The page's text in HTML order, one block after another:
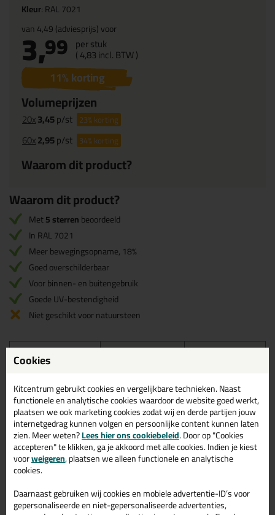
Kleur: RAL 7021
van4,49(adviesprijs) voor
3,99 per stuk
(4,83incl. BTW )
11% korting
Volumeprijzen
20x3,45p/st 23%korting
60x2,95p/st 34%korting
Waarom dit product?
Waarom dit product?
Met5 sterrenbeoordeeld
In RAL 7021
Meer bewegingsopname, 18%
Goed overschilderbaar
Voor binnen- en buitengebruik
Goede UV-bestendigheid
Niet geschikt voor natuursteen
Omschrijving
Ottoseal A205 premium acrylaatkit
RAL7021
Acrylaatkit in de populaire kleur RAL 7021.
Deze schilders acrylaatkit met een hoge bewegingsopname van
maar liefst 18% is een professionele schilderskit welke zich dan
ook goed laat overschilderen.
Wanneer gebruik je een acrylaatkit
in ral kleur?
Cookies
Kitcentrum gebruikt cookies en vergelijkbare technieken. Naast
functionele en analytische cookies waardoor de website goed werkt,
plaatsen we ook marketing cookies zodat wij en derde partijen jouw
internetgedrag kunnen volgen en persoonlijke content kunnen laten
zien. Meer weten?Lees hier ons cookiebeleid. Door op "Cookies
accepteren" te klikken, ga je akkoord met alle cookies. Indien je kiest
voorweigeren, plaatsen we alleen functionele en analytische
cookies.
Daarnaast gebruiken wij cookies en mobiele advertentie-ID’s voor
gepersonaliseerde en niet-gepersonaliseerde advertenties,